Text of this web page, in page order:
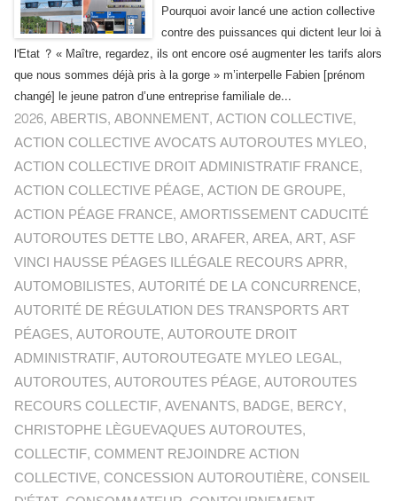
Pourquoi avoir lancé une action collective
contre des puissances qui dictent leur loi à
l'Etat ? « Maître, regardez, ils ont encore osé augmenter les tarifs alors
que nous sommes déjà pris à la gorge » m’interpelle Fabien [prénom
changé] le jeune patron d’une entreprise familiale de...
2026,ABERTIS,ABONNEMENT,ACTION COLLECTIVE,
ACTION COLLECTIVE AVOCATS AUTOROUTES MYLEO,
ACTION COLLECTIVE DROIT ADMINISTRATIF FRANCE,
ACTION COLLECTIVE PÉAGE,ACTION DE GROUPE,
ACTION PÉAGE FRANCE,AMORTISSEMENT CADUCITÉ
AUTOROUTES DETTE LBO,ARAFER,AREA,ART,ASF
VINCI HAUSSE PÉAGES ILLÉGALE RECOURS APRR,
AUTOMOBILISTES,AUTORITÉ DE LA CONCURRENCE,
AUTORITÉ DE RÉGULATION DES TRANSPORTS ART
PÉAGES,AUTOROUTE,AUTOROUTE DROIT
ADMINISTRATIF,AUTOROUTEGATE MYLEO LEGAL,
AUTOROUTES,AUTOROUTES PÉAGE,AUTOROUTES
RECOURS COLLECTIF,AVENANTS, BADGE, BERCY,
CHRISTOPHE LÈGUEVAQUES AUTOROUTES,
COLLECTIF, COMMENT REJOINDRE ACTION
COLLECTIVE, CONCESSION AUTOROUTIÈRE, CONSEIL